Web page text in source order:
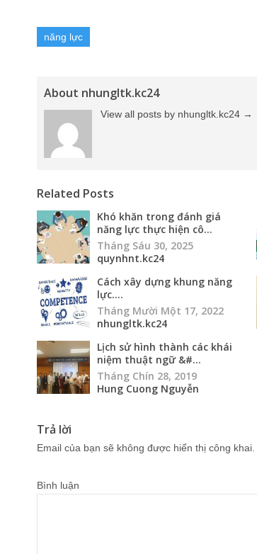
năng lực
About nhungltk.kc24
View all posts by nhungltk.kc24 →
Related Posts
Khó khăn trong đánh giá
năng lực thực hiện cô...
Tháng Sáu 30, 2025
quynhnt.kc24
Cách xây dựng khung năng
lực....
Tháng Mười Một 17, 2022
nhungltk.kc24
Lịch sử hình thành các khái
niệm thuật ngữ &#...
Tháng Chín 28, 2019
Hung Cuong Nguyễn
Trả lời
Email của bạn sẽ không được hiển thị công khai.
Bình luận